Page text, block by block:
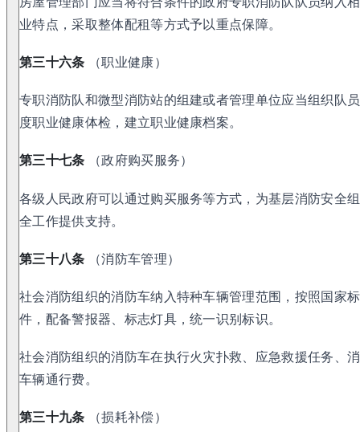
业特点，采取整体配租等方式予以重点保障。
第三十六条 （职业健康）
专职消防队和微型消防站的组建或者管理单位应当组织队
度职业健康体检，建立职业健康档案。
第三十七条 （政府购买服务）
各级人民政府可以通过购买服务等方式，为基层消防安全
全工作提供支持。
第三十八条 （消防车管理）
社会消防组织的消防车纳入特种车辆管理范围，按照国家
件，配备警报器、标志灯具，统一识别标识。
社会消防组织的消防车在执行火灾扑救、应急救援任务、
车辆通行费。
第三十九条 （损耗补偿）